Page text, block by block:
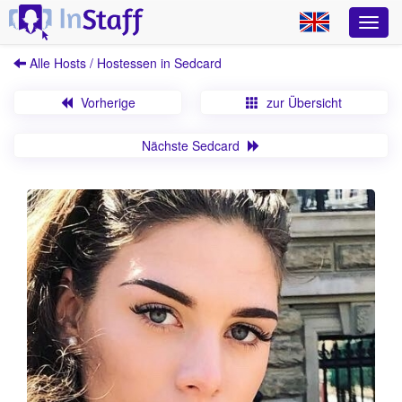
Alle Hosts / Hostessen in Sedcard
Vorherige zur Übersicht
Nächste Sedcard